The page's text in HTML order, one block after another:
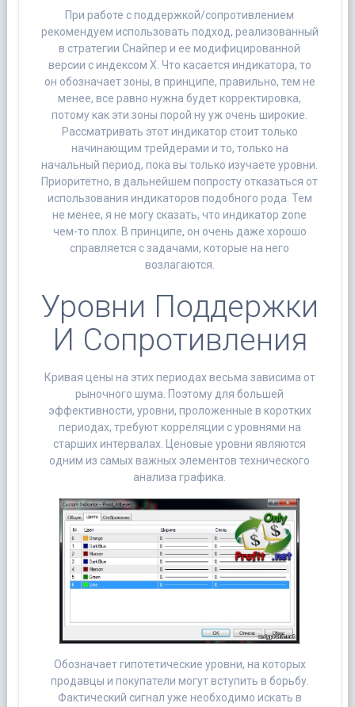
При работе с поддержкой/сопротивлением
рекомендуем использовать подход, реализованный
в стратегии Снайпер и ее модифицированной
версии с индексом Х. Что касается индикатора, то
он обозначает зоны, в принципе, правильно, тем не
менее, все равно нужна будет корректировка,
потому как эти зоны порой ну уж очень широкие.
Рассматривать этот индикатор стоит только
начинающим трейдерами и то, только на
начальный период, пока вы только изучаете уровни.
Приоритетно, в дальнейшем попросту отказаться от
использования индикаторов подобного рода. Тем
не менее, я не могу сказать, что индикатор zone
чем-то плох. В принципе, он очень даже хорошо
справляется с задачами, которые на него
возлагаются.
Уровни Поддержки
И Сопротивления
Кривая цены на этих периодах весьма зависима от
рыночного шума. Поэтому для большей
эффективности, уровни, проложенные в коротких
периодах, требуют корреляции с уровнями на
старших интервалах. Ценовые уровни являются
одним из самых важных элементов технического
анализа графика.
Обозначает гипотетические уровни, на которых
продавцы и покупатели могут вступить в борьбу.
Фактический сигнал уже необходимо искать в